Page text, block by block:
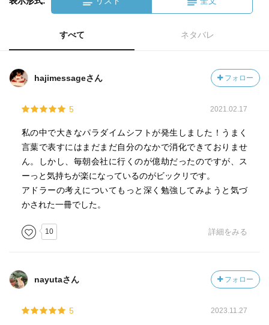
すべて ネタバレ
hajimessageさん フォロー
5 2021.02.17
私の中で大きなパラダイムシフトが発生しました！うまく
言葉で表すにはまだまだ自分のなかで消化できておりませ
ん。しかし、毎朝会社に行くのが億劫だったのですが、ス
ーっと気持ちが楽になっているのがビックリです。
アドラーの考えについてもっと深く勉強してみようと気づ
かされた一冊でした。
10 詳細をみる
nayutaさん フォロー
5 2023.11.27